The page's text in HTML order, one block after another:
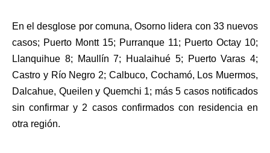
En el desglose por comuna, Osorno lidera con 33 nuevos
casos; Puerto Montt 15; Purranque 11; Puerto Octay 10;
Llanquihue 8; Maullín 7; Hualaihué 5; Puerto Varas 4;
Castro y Río Negro 2; Calbuco, Cochamó, Los Muermos,
Dalcahue, Queilen y Quemchi 1; más 5 casos notificados
sin confirmar y 2 casos confirmados con residencia en
otra región.